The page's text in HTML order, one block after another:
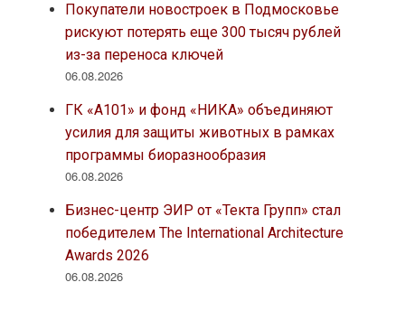
Покупатели новостроек в Подмосковье
рискуют потерять еще 300 тысяч рублей
из-за переноса ключей
06.08.2026
ГК «А101» и фонд «НИКА» объединяют
усилия для защиты животных в рамках
программы биоразнообразия
06.08.2026
Бизнес-центр ЭИР от «Текта Групп» стал
победителем The International Architecture
Awards 2026
06.08.2026